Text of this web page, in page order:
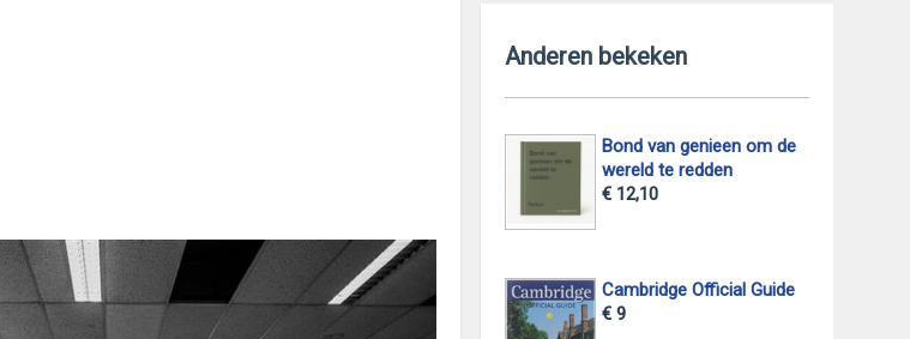
Anderen bekeken
Bond van genieen om de
wereld te redden
€ 12,10
Cambridge Official Guide
€ 9